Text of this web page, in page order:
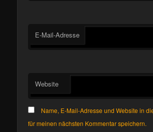
E-Mail-Adresse
Website
Name, E-Mail-Adresse und Website in
für meinen nächsten Kommentar speichern.